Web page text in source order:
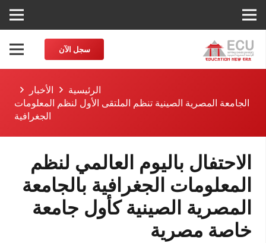
سجل الآن
الرئيسية
الأخبار
الجامعة المصرية الصينية تنظم الملتقى الأول لنظم المعلومات
الجغرافية
الاحتفال باليوم العالمي لنظم
المعلومات الجغرافية بالجامعة
المصرية الصينية كأول جامعة
خاصة مصرية